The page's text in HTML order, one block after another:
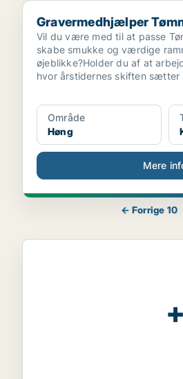
Gravermedhjælper Tømmerup
Gravermedhjælper
Vil du være med til at passe
skabe smukke og værdige
øjeblikke?Holder du af at
hvor årstidernes skiften
Område
Høng
Mere
← Forrige 10